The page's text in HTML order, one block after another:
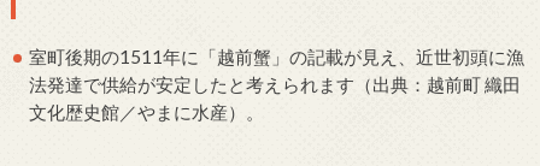
室町後期の1511年に「越前蟹」の記載が見え、近世初頭に漁
法発達で供給が安定したと考えられます（出典：越前町 織田
文化歴史館／やまに水産）。